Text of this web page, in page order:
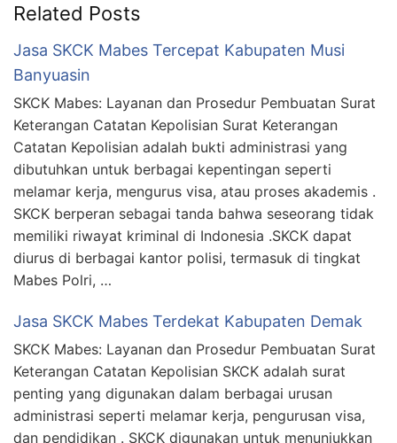
Related Posts
Jasa SKCK Mabes Tercepat Kabupaten Musi
Banyuasin
SKCK Mabes: Layanan dan Prosedur Pembuatan Surat
Keterangan Catatan Kepolisian Surat Keterangan
Catatan Kepolisian adalah bukti administrasi yang
dibutuhkan untuk berbagai kepentingan seperti
melamar kerja, mengurus visa, atau proses akademis .
SKCK berperan sebagai tanda bahwa seseorang tidak
memiliki riwayat kriminal di Indonesia .SKCK dapat
diurus di berbagai kantor polisi, termasuk di tingkat
Mabes Polri, …
Jasa SKCK Mabes Terdekat Kabupaten Demak
SKCK Mabes: Layanan dan Prosedur Pembuatan Surat
Keterangan Catatan Kepolisian SKCK adalah surat
penting yang digunakan dalam berbagai urusan
administrasi seperti melamar kerja, pengurusan visa,
dan pendidikan . SKCK digunakan untuk menunjukkan